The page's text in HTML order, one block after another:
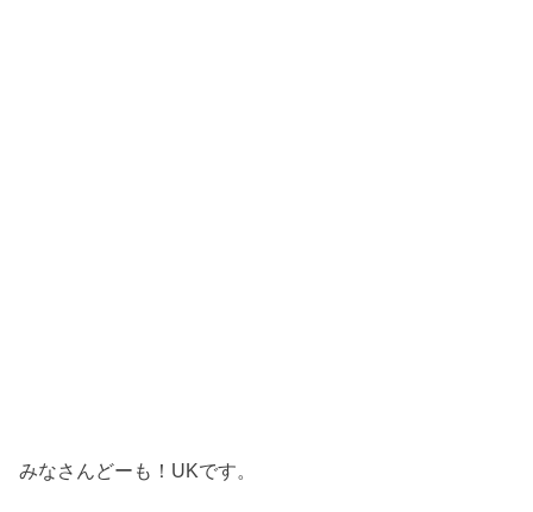
みなさんどーも！UKです。